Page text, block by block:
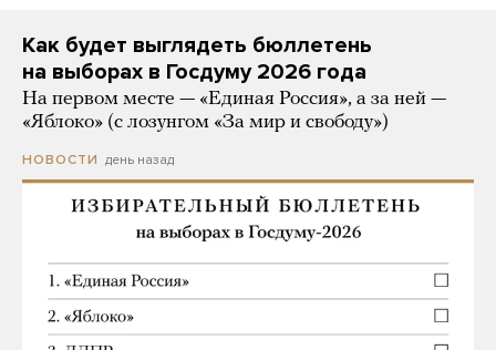
Как будет выглядеть бюллетень
на выборах в Госдуму 2026 года
На первом месте — «Единая Россия», а за ней —
«Яблоко» (с лозунгом «За мир и свободу»)
НОВОСТИ день назад